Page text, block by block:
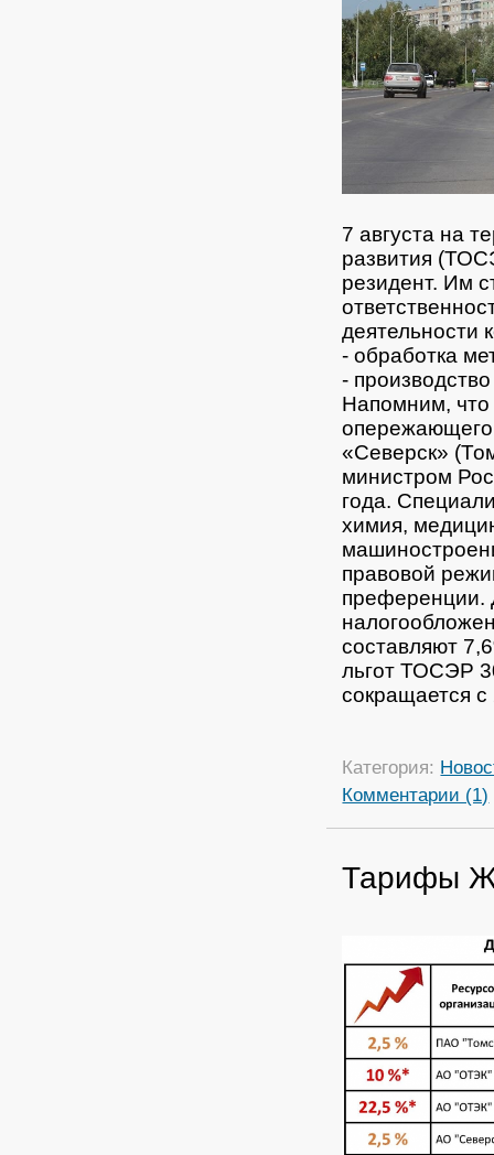
7 августа на
развития
резидент. Им
деятельности
- обработка
-
Напомним, что
опережающего
«Северск»
министром
года.
химия,
правовой
преференции.
составляют
льгот ТОСЭР
сокращается
Категория:
Комментарии (1)
Тарифы